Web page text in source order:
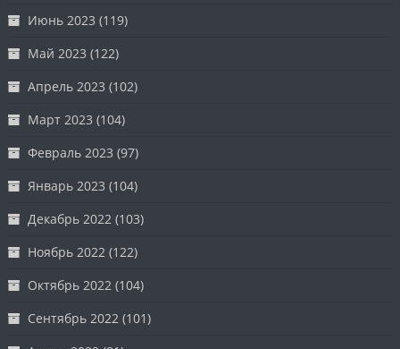
Июнь 2023 (119)
Май 2023 (122)
Апрель 2023 (102)
Март 2023 (104)
Февраль 2023 (97)
Январь 2023 (104)
Декабрь 2022 (103)
Ноябрь 2022 (122)
Октябрь 2022 (104)
Сентябрь 2022 (101)